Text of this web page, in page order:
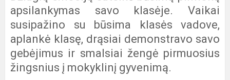
apsilankymas savo klasėje. Vaikai
susipažino su būsima klasės vadove,
aplankė klasę, drąsiai demonstravo savo
gebėjimus ir smalsiai žengė pirmuosius
žingsnius į mokyklinį gyvenimą.